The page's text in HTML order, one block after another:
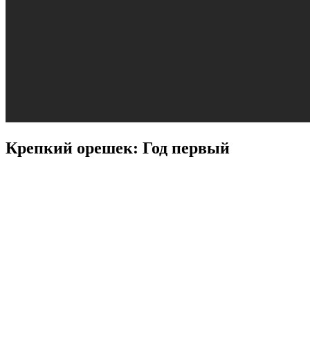
Крепкий орешек: Год первый